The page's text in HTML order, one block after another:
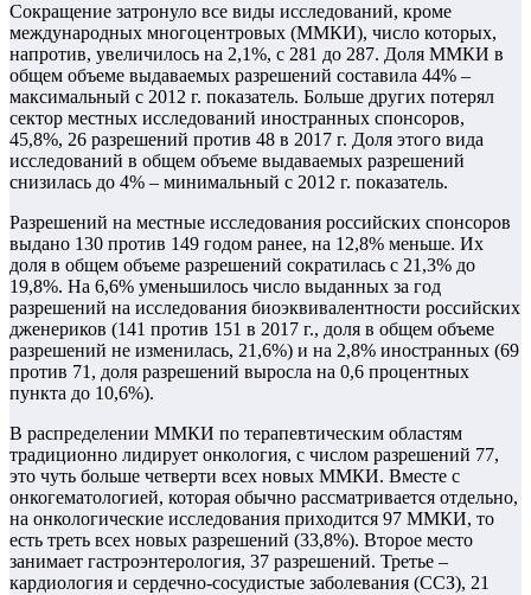
Сокращение затронуло все виды исследований, кроме
международных многоцентровых (ММКИ), число которых,
напротив, увеличилось на 2,1%, с 281 до 287. Доля ММКИ в
общем объеме выдаваемых разрешений составила 44% –
максимальный с 2012 г. показатель. Больше других потерял
сектор местных исследований иностранных спонсоров,
45,8%, 26 разрешений против 48 в 2017 г. Доля этого вида
исследований в общем объеме выдаваемых разрешений
снизилась до 4% – минимальный с 2012 г. показатель.
Разрешений на местные исследования российских спонсоров
выдано 130 против 149 годом ранее, на 12,8% меньше. Их
доля в общем объеме разрешений сократилась с 21,3% до
19,8%. На 6,6% уменьшилось число выданных за год
разрешений на исследования биоэквивалентности российских
дженериков (141 против 151 в 2017 г., доля в общем объеме
разрешений не изменилась, 21,6%) и на 2,8% иностранных (69
против 71, доля разрешений выросла на 0,6 процентных
пункта до 10,6%).
В распределении ММКИ по терапевтическим областям
традиционно лидирует онкология, с числом разрешений 77,
это чуть больше четверти всех новых ММКИ. Вместе с
онкогематологией, которая обычно рассматривается отдельно,
на онкологические исследования приходится 97 ММКИ, то
есть треть всех новых разрешений (33,8%). Второе место
занимает гастроэнтерология, 37 разрешений. Третье –
кардиология и сердечно-сосудистые заболевания (ССЗ), 21